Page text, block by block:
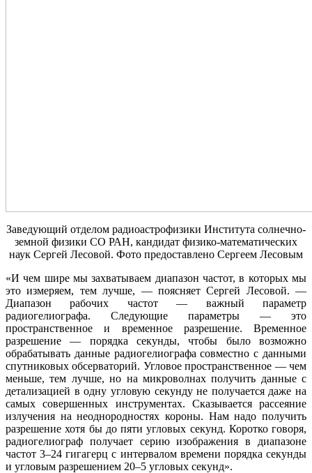
Заведующий отделом радиоастрофизики Института солнечно-
земной физики СО РАН, кандидат физико-математических
наук Сергей Лесовой. Фото предоставлено Сергеем Лесовым
«И чем шире мы захватываем диапазон частот, в которых мы
это измеряем, тем лучше, — поясняет Сергей Лесовой. —
Диапазон рабочих частот — важный параметр
радиогелиографа. Следующие параметры — это
пространственное и временное разрешение. Временное
разрешение — порядка секунды, чтобы было возможно
обрабатывать данные радиогелиографа совместно с данными
спутниковых обсерваторий. Угловое пространственное — чем
меньше, тем лучше, но на микроволнах получить данные с
детализацией в одну угловую секунду не получается даже на
самых совершенных инструментах. Сказывается рассеяние
излучения на неоднородностях короны. Нам надо получить
разрешение хотя бы до пяти угловых секунд. Коротко говоря,
радиогелиограф получает серию изображения в диапазоне
частот 3‒24 гигагерц с интервалом времени порядка секунды
и угловым разрешением 20‒5 угловых секунд».